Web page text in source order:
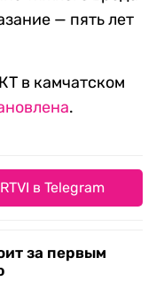
— пять лет
в камчатском
.
в Telegram
за первым